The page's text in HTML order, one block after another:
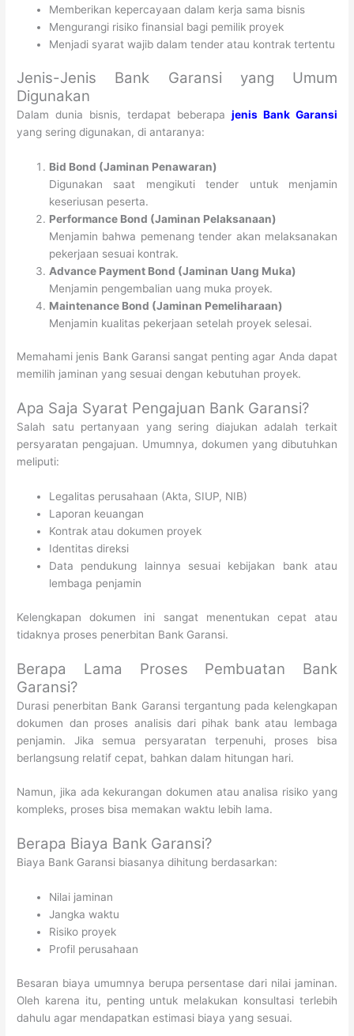
Memberikan kepercayaan dalam kerja sama bisnis
Mengurangi risiko finansial bagi pemilik proyek
Menjadi syarat wajib dalam tender atau kontrak tertentu
Jenis-Jenis Bank Garansi yang Umum
Digunakan
Dalam dunia bisnis, terdapat beberapa jenis Bank Garansi
yang sering digunakan, di antaranya:
Bid Bond (Jaminan Penawaran)
Digunakan saat mengikuti tender untuk menjamin
keseriusan peserta.
Performance Bond (Jaminan Pelaksanaan)
Menjamin bahwa pemenang tender akan melaksanakan
pekerjaan sesuai kontrak.
Advance Payment Bond (Jaminan Uang Muka)
Menjamin pengembalian uang muka proyek.
Maintenance Bond (Jaminan Pemeliharaan)
Menjamin kualitas pekerjaan setelah proyek selesai.
Memahami jenis Bank Garansi sangat penting agar Anda dapat
memilih jaminan yang sesuai dengan kebutuhan proyek.
Apa Saja Syarat Pengajuan Bank Garansi?
Salah satu pertanyaan yang sering diajukan adalah terkait
persyaratan pengajuan. Umumnya, dokumen yang dibutuhkan
meliputi:
Legalitas perusahaan (Akta, SIUP, NIB)
Laporan keuangan
Kontrak atau dokumen proyek
Identitas direksi
Data pendukung lainnya sesuai kebijakan bank atau
lembaga penjamin
Kelengkapan dokumen ini sangat menentukan cepat atau
tidaknya proses penerbitan Bank Garansi.
Berapa Lama Proses Pembuatan Bank
Garansi?
Durasi penerbitan Bank Garansi tergantung pada kelengkapan
dokumen dan proses analisis dari pihak bank atau lembaga
penjamin. Jika semua persyaratan terpenuhi, proses bisa
berlangsung relatif cepat, bahkan dalam hitungan hari.
Namun, jika ada kekurangan dokumen atau analisa risiko yang
kompleks, proses bisa memakan waktu lebih lama.
Berapa Biaya Bank Garansi?
Biaya Bank Garansi biasanya dihitung berdasarkan:
Nilai jaminan
Jangka waktu
Risiko proyek
Profil perusahaan
Besaran biaya umumnya berupa persentase dari nilai jaminan.
Oleh karena itu, penting untuk melakukan konsultasi terlebih
dahulu agar mendapatkan estimasi biaya yang sesuai.